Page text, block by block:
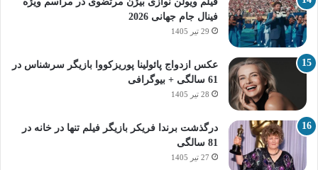
فینال جام جهانی 2026
29 تیر 1405
عکس ازدواج پائولینا پوریزکووا بازیگر سرشناس در
61 سالگی + بیوگرافی
28 تیر 1405
درگذشت برندا فریکر بازیگر فیلم تنها در خانه در
81 سالگی
27 تیر 1405